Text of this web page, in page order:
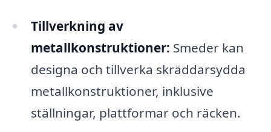
Tillverkning av
metallkonstruktioner: Smeder kan
designa och tillverka skräddarsydda
metallkonstruktioner, inklusive
ställningar, plattformar och räcken.